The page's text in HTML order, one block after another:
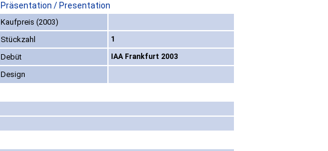
Präsentation / Presentation
Kaufpreis (2003)
Stückzahl 1
Debüt IAA Frankfurt 2003
Design